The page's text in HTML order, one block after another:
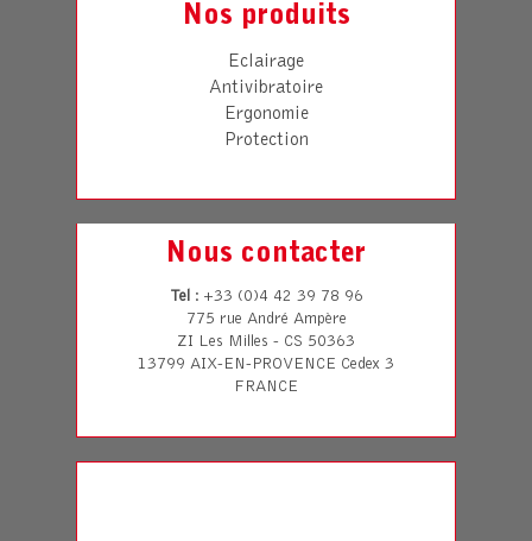
Nos produits
Eclairage
Antivibratoire
Ergonomie
Protection
Nous contacter
Tel: +33 (0)4 42 39 78 96
775 rue André Ampère
ZI Les Milles - CS 50363
13799 AIX-EN-PROVENCE Cedex 3
FRANCE